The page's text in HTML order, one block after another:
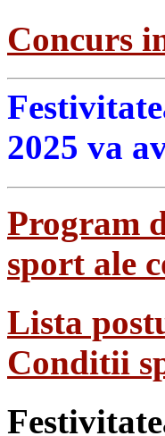
Concurs
2025 va
Program
sport ale
Lista
Conditii